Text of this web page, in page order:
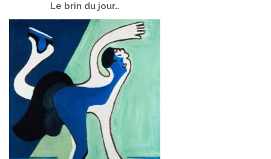
Le brin du jour…